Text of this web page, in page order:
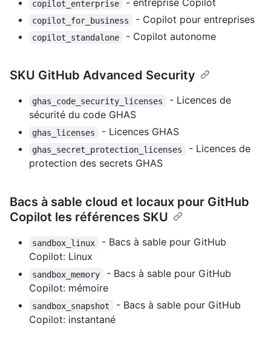
copilot_enterprise - entreprise Copilot
copilot_for_business - Copilot pour entreprises
copilot_standalone - Copilot autonome
SKU GitHub Advanced Security
ghas_code_security_licenses
- Licences de
sécurité du code GHAS
ghas_licenses - Licences GHAS
ghas_secret_protection_licenses
- Licences de
protection des secrets GHAS
Bacs à sable cloud et locaux pour GitHub
Copilot les références SKU
sandbox_linux
- Bacs à sable pour GitHub
Copilot: Linux
sandbox_memory
- Bacs à sable pour GitHub
Copilot: mémoire
sandbox_snapshot
- Bacs à sable pour GitHub
Copilot: instantané